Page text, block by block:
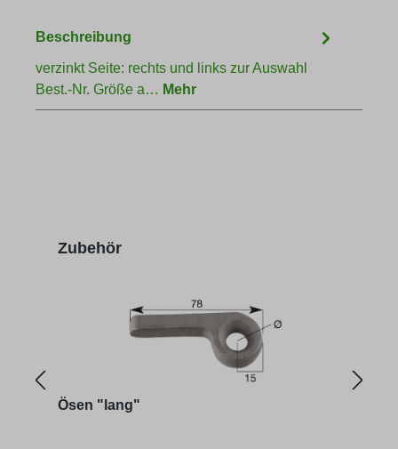
Beschreibung
verzinkt Seite: rechts und links zur Auswahl
Best.-Nr. Größe a… Mehr
Produktgalerie überspringen
Zubehör
Ösen "lang"